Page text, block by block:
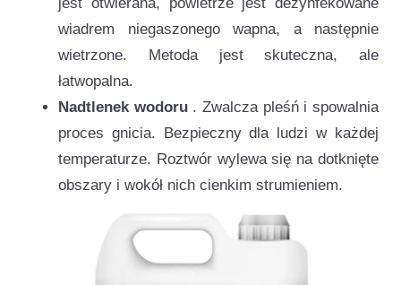
jest otwierana, powietrze jest dezynfekowane
wiadrem niegaszonego wapna, a następnie
wietrzone. Metoda jest skuteczna, ale
łatwopalna.
Nadtlenek wodoru. Zwalcza pleśń i spowalnia
proces gnicia. Bezpieczny dla ludzi w każdej
temperaturze. Roztwór wylewa się na dotknięte
obszary i wokół nich cienkim strumieniem.